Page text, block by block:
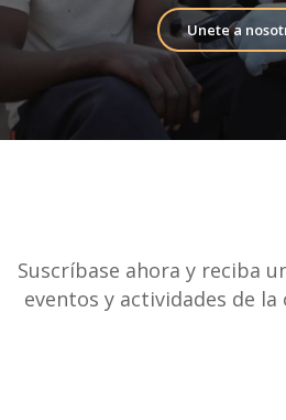
Unete a
Suscríbase ahora y reciba
eventos y actividades de la